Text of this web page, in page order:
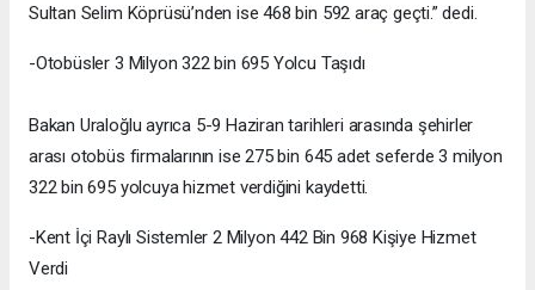
Sultan Selim Köprüsü’nden ise 468 bin 592 araç geçti.” dedi.
-Otobüsler 3 Milyon 322 bin 695 Yolcu Taşıdı
Bakan Uraloğlu ayrıca 5-9 Haziran tarihleri arasında şehirler
arası otobüs firmalarının ise 275 bin 645 adet seferde 3 milyon
322 bin 695 yolcuya hizmet verdiğini kaydetti.
-Kent İçi Raylı Sistemler 2 Milyon 442 Bin 968 Kişiye Hizmet
Verdi